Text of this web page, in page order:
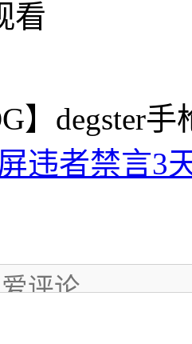
看
】degster
违者禁言3